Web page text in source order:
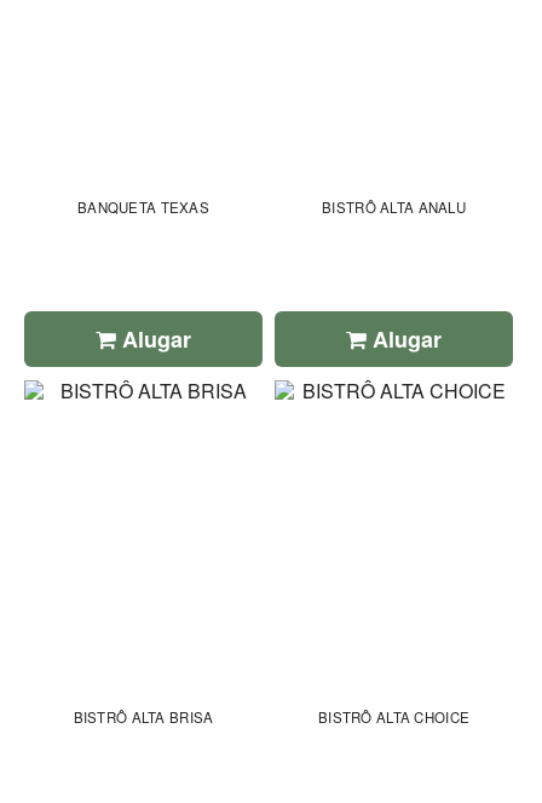
BANQUETA TEXAS
Alugar
BISTRÔ ALTA ANALU
Alugar
BISTRÔ ALTA BRISA BISTRÔ ALTA CHOICE